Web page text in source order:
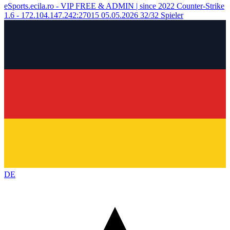
eSports.ecila.ro - VIP FREE & ADMIN | since 2022 Counter-Strike
1.6 - 172.104.147.242:27015 05.05.2026 32/32 Spieler
DE